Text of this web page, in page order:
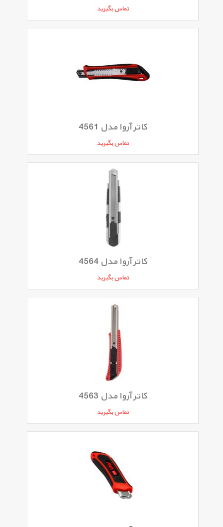
تماس بگیرید
کاتر آروا مدل 4561
تماس بگیرید
کاتر آروا مدل 4564
تماس بگیرید
کاتر آروا مدل 4563
تماس بگیرید